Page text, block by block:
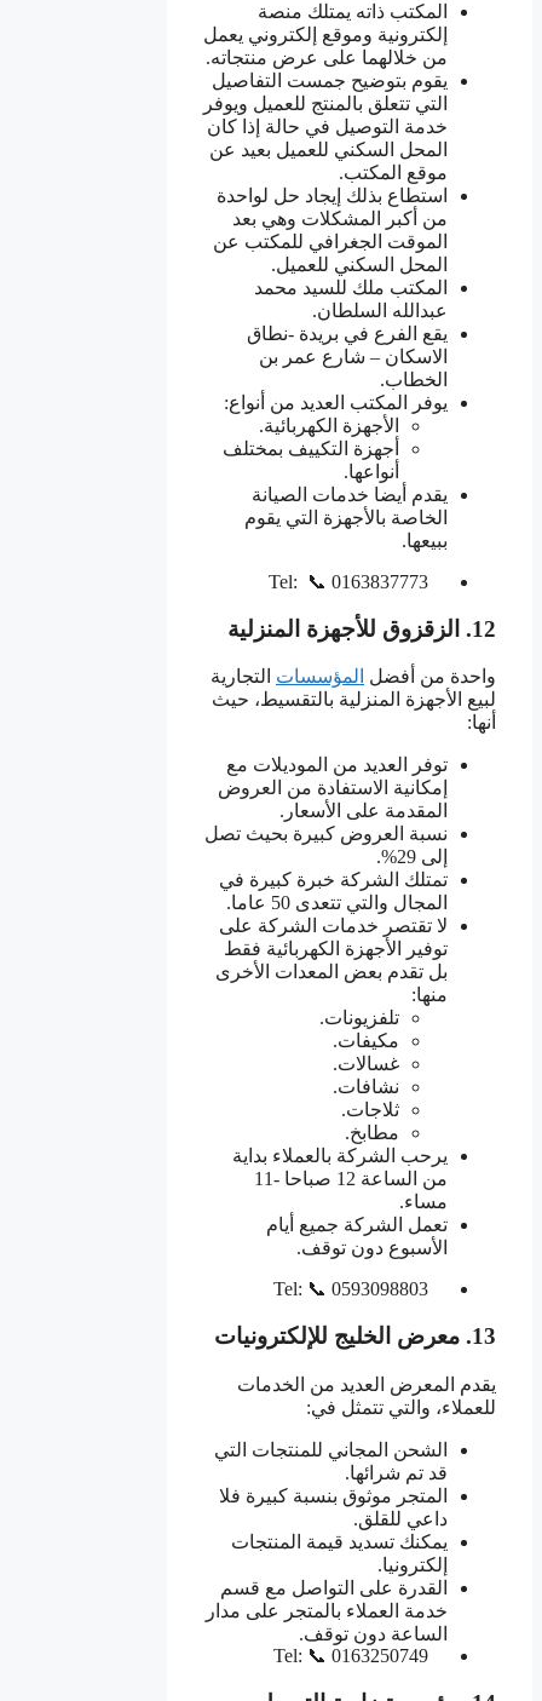
المكتب ذاته يمتلك منصة
إلكترونية وموقع إلكتروني يعمل
من خلالهما على عرض منتجاته.
يقوم بتوضيح جمست التفاصيل
التي تتعلق بالمنتج للعميل ويوفر
خدمة التوصيل في حالة إذا كان
المحل السكني للعميل بعيد عن
موقع المكتب.
استطاع بذلك إيجاد حل لواحدة
من أكبر المشكلات وهي بعد
الموقت الجغرافي للمكتب عن
المحل السكني للعميل.
المكتب ملك للسيد محمد
عبدالله السلطان.
يقع الفرع في بريدة -نطاق
الاسكان – شارع عمر بن
الخطاب.
يوفر المكتب العديد من أنواع:
الأجهزة الكهربائية.
أجهزة التكييف بمختلف
أنواعها.
يقدم أيضا خدمات الصيانة
الخاصة بالأجهزة التي يقوم
ببيعها.
12. الزقزوق للأجهزة المنزلية
واحدة من أفضل المؤسسات التجارية
لبيع الأجهزة المنزلية بالتقسيط، حيث
أنها:
توفر العديد من الموديلات مع
إمكانية الاستفادة من العروض
المقدمة على الأسعار.
نسبة العروض كبيرة بحيث تصل
إلى 29%.
تمتلك الشركة خبرة كبيرة في
المجال والتي تتعدى 50 عاما.
لا تقتصر خدمات الشركة على
توفير الأجهزة الكهربائية فقط
بل تقدم بعض المعدات الأخرى
منها:
تلفزيونات.
مكيفات.
غسالات.
نشافات.
ثلاجات.
مطابخ.
يرحب الشركة بالعملاء بداية
من الساعة 12 صباحا -11
مساء.
تعمل الشركة جميع أيام
الأسبوع دون توقف.
13. معرض الخليج للإلكترونيات
يقدم المعرض العديد من الخدمات
للعملاء، والتي تتمثل في:
الشحن المجاني للمنتجات التي
قد تم شرائها.
المتجر موثوق بنسبة كبيرة فلا
داعي للقلق.
يمكنك تسديد قيمة المنتجات
إلكترونيا.
القدرة على التواصل مع قسم
خدمة العملاء بالمتجر على مدار
الساعة دون توقف.